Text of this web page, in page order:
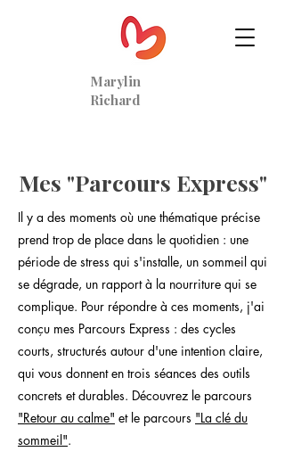
Marylin
Richard
Mes "Parcours Express"
Il y a des moments où une thématique précise
prend trop de place dans le quotidien : une
période de stress qui s'installe, un sommeil qui
se dégrade, un rapport à la nourriture qui se
complique. Pour répondre à ces moments, j'ai
conçu mes Parcours Express : des cycles
courts, structurés autour d'une intention claire,
qui vous donnent en trois séances des outils
concrets et durables. Découvrez le parcours
"Retour au calme" et le parcours "La clé du
sommeil".